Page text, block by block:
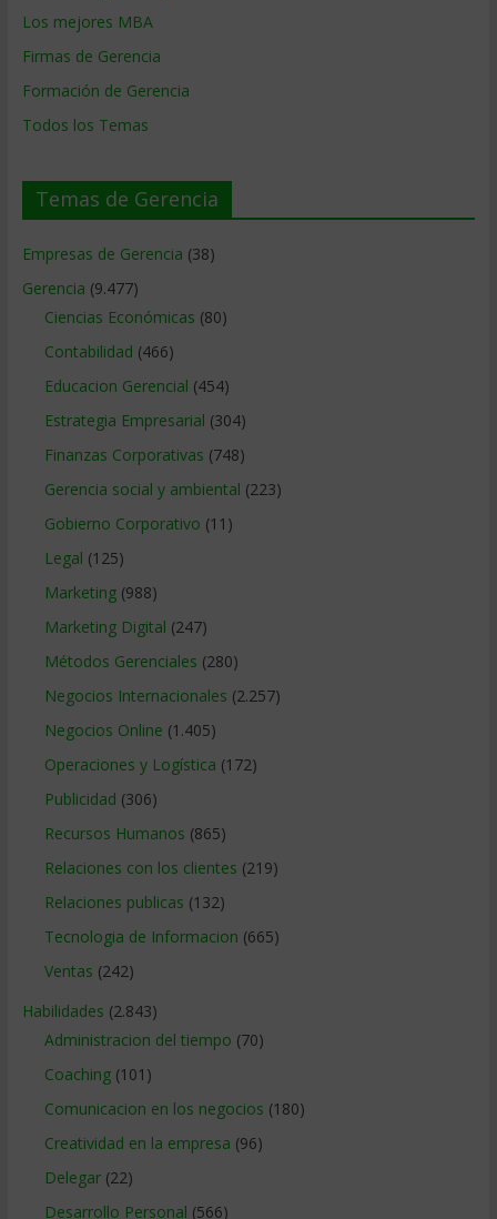
Los mejores MBA
Firmas de Gerencia
Formación de Gerencia
Todos los Temas
Temas de Gerencia
Empresas de Gerencia (38)
Gerencia (9.477)
Ciencias Económicas (80)
Contabilidad (466)
Educacion Gerencial (454)
Estrategia Empresarial (304)
Finanzas Corporativas (748)
Gerencia social y ambiental (223)
Gobierno Corporativo (11)
Legal (125)
Marketing(988)
Marketing Digital (247)
Métodos Gerenciales (280)
Negocios Internacionales (2.257)
Negocios Online (1.405)
Operaciones y Logística (172)
Publicidad (306)
Recursos Humanos (865)
Relaciones con los clientes (219)
Relaciones publicas (132)
Tecnologia de Informacion (665)
Ventas (242)
Habilidades (2.843)
Administracion del tiempo (70)
Coaching(101)
Comunicacion en los negocios (180)
Creatividad en la empresa (96)
Delegar(22)
Desarrollo Personal (566)